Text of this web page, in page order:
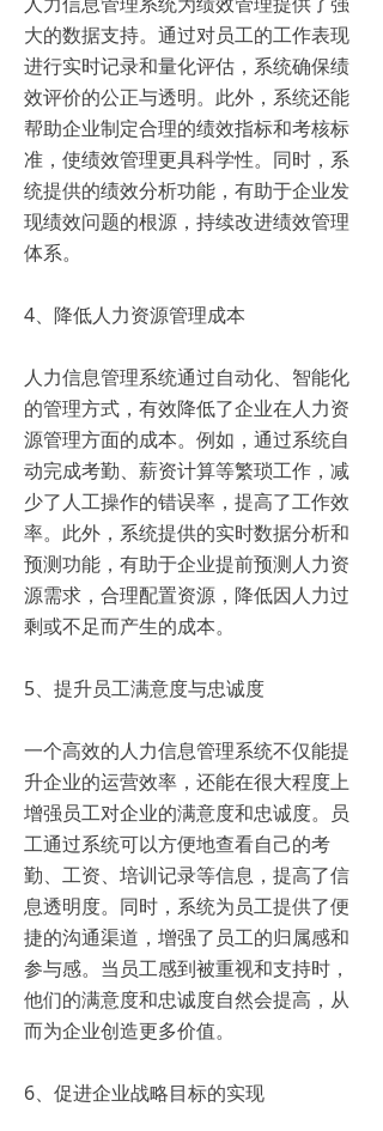
大的数据支持。通过对员工的工作表现
进行实时记录和量化评估，系统确保绩
效评价的公正与透明。此外，系统还能
帮助企业制定合理的绩效指标和考核标
准，使绩效管理更具科学性。同时，系
统提供的绩效分析功能，有助于企业发
现绩效问题的根源，持续改进绩效管理
体系。
4、降低人力资源管理成本
人力信息管理系统通过自动化、智能化
的管理方式，有效降低了企业在人力资
源管理方面的成本。例如，通过系统自
动完成考勤、薪资计算等繁琐工作，减
少了人工操作的错误率，提高了工作效
率。此外，系统提供的实时数据分析和
预测功能，有助于企业提前预测人力资
源需求，合理配置资源，降低因人力过
剩或不足而产生的成本。
5、提升员工满意度与忠诚度
一个高效的人力信息管理系统不仅能提
升企业的运营效率，还能在很大程度上
增强员工对企业的满意度和忠诚度。员
工通过系统可以方便地查看自己的考
勤、工资、培训记录等信息，提高了信
息透明度。同时，系统为员工提供了便
捷的沟通渠道，增强了员工的归属感和
参与感。当员工感到被重视和支持时，
他们的满意度和忠诚度自然会提高，从
而为企业创造更多价值。
6、促进企业战略目标的实现